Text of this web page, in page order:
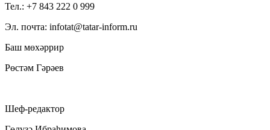
Тел.: +7 843 222 0 999
Эл. почта: infotat@tatar-inform.ru
Баш мөхәррир
Рөстәм Гәрәев
Шеф-редактор